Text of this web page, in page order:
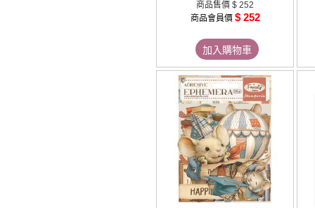
商品售價 $ 252
商品會員價 $ 252
加入購物車